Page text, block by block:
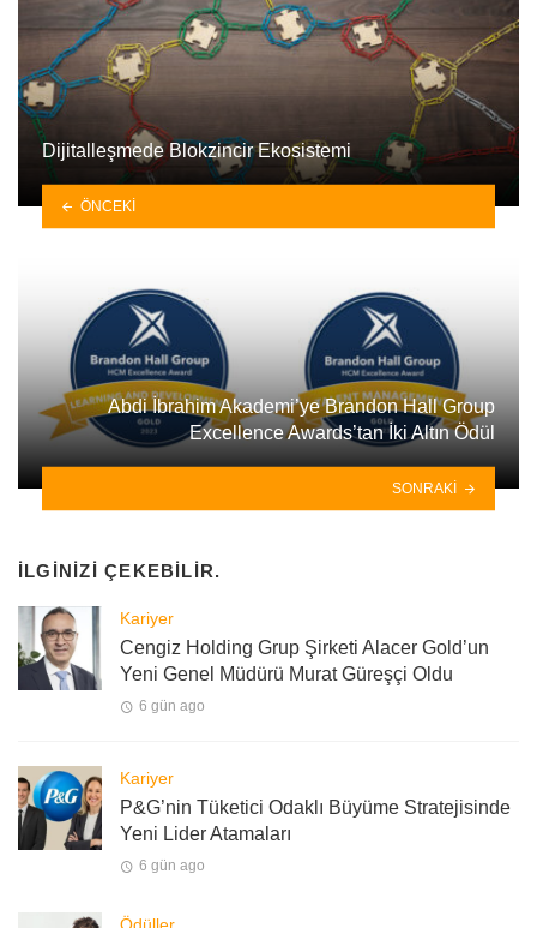
Dijitalleşmede Blokzincir Ekosistemi
ÖNCEKI
Abdi İbrahim Akademi’ye Brandon Hall Group
Excellence Awards’tan İki Altın Ödül
SONRAKI
İLGINIZI ÇEKEBILIR.
Kariyer
Cengiz Holding Grup Şirketi Alacer Gold’un
Yeni Genel Müdürü Murat Güreşçi Oldu
6 gün ago
Kariyer
P&G’nin Tüketici Odaklı Büyüme Stratejisinde
Yeni Lider Atamaları
6 gün ago